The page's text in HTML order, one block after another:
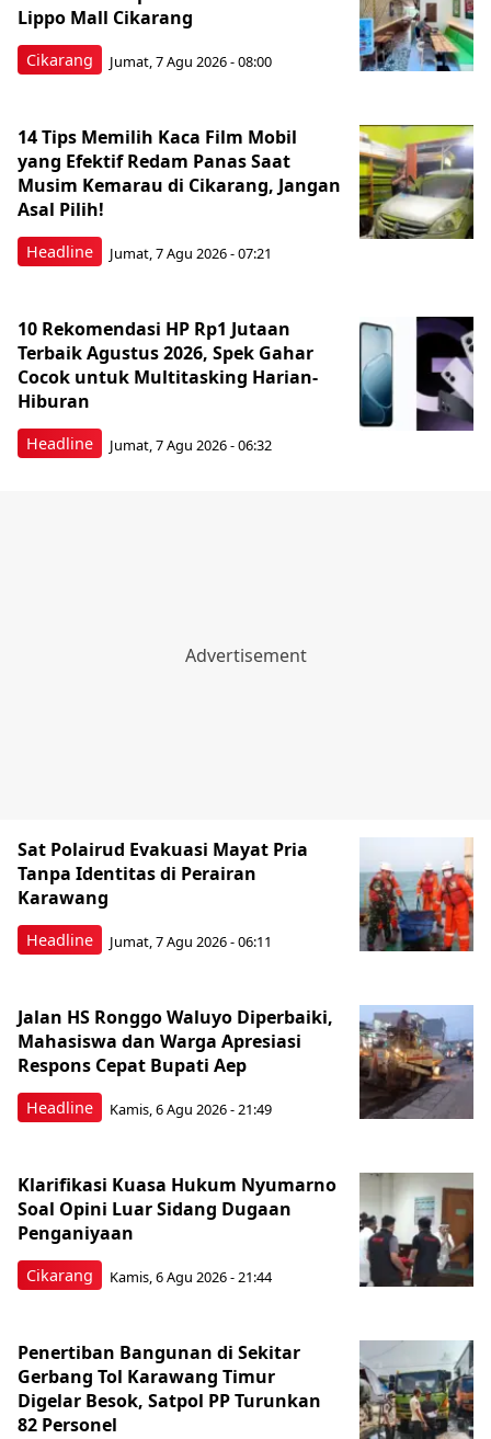
Cikarang
Lippo Mall Cikarang
Jumat, 7 Agu 2026 - 08:00
Headline
14 Tips Memilih Kaca Film Mobil
yang Efektif Redam Panas Saat
Musim Kemarau di Cikarang, Jangan
Asal Pilih!
Jumat, 7 Agu 2026 - 07:21
Headline
10 Rekomendasi HP Rp1 Jutaan
Terbaik Agustus 2026, Spek Gahar
Cocok untuk Multitasking Harian-
Hiburan
Jumat, 7 Agu 2026 - 06:32
Headline
Sat Polairud Evakuasi Mayat Pria
Tanpa Identitas di Perairan
Karawang
Jumat, 7 Agu 2026 - 06:11
Headline
Jalan HS Ronggo Waluyo Diperbaiki,
Mahasiswa dan Warga Apresiasi
Respons Cepat Bupati Aep
Kamis, 6 Agu 2026 - 21:49
Cikarang
Klarifikasi Kuasa Hukum Nyumarno
Soal Opini Luar Sidang Dugaan
Penganiyaan
Kamis, 6 Agu 2026 - 21:44
Penertiban Bangunan di Sekitar
Gerbang Tol Karawang Timur
Digelar Besok, Satpol PP Turunkan
82 Personel